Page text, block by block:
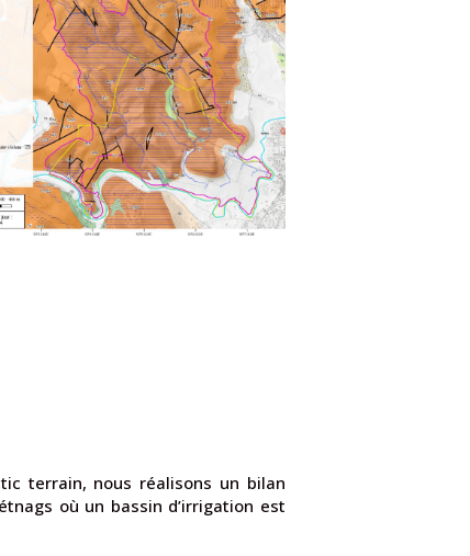
terrain, nous réalisons un bilan
où un bassin d’irrigation est